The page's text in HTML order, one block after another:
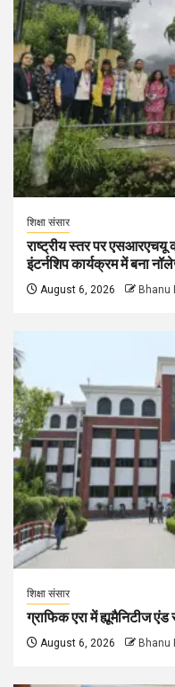
शिक्षा संसार
राष्ट्रीय स्तर पर एसआरएचयू
इंटर्नशिप कार्यक्रम में बना
August 6, 2026 Bhanu
शिक्षा संसार
ग्राफिक एरा में ह्यूमैनिटीज
August 6, 2026 Bhanu